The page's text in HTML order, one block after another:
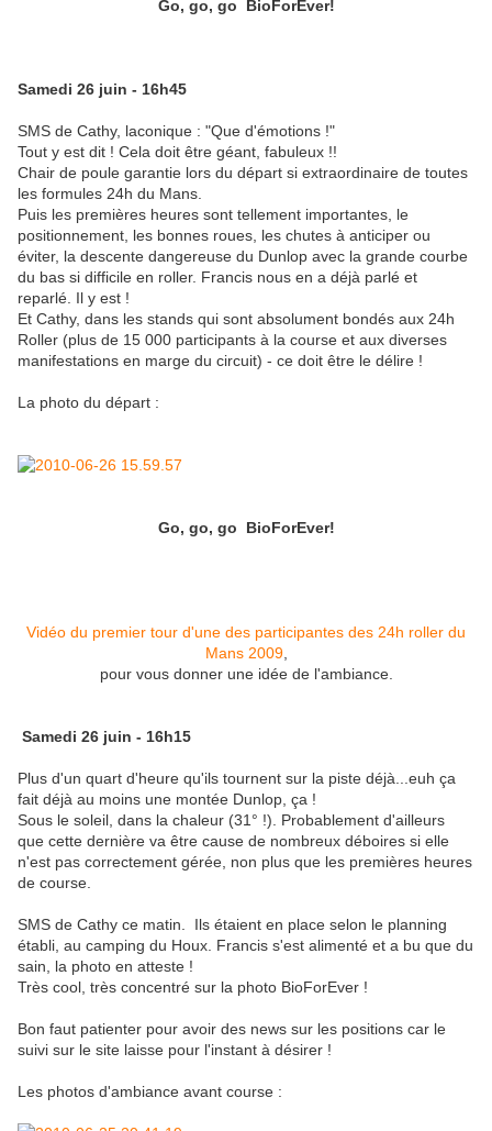
Go, go, go BioForEver!
Samedi 26 juin - 16h45
SMS de Cathy, laconique : "Que d'émotions !"
Tout y est dit ! Cela doit être géant, fabuleux !!
Chair de poule garantie lors du départ si extraordinaire de toutes
les formules 24h du Mans.
Puis les premières heures sont tellement importantes, le
positionnement, les bonnes roues, les chutes à anticiper ou
éviter, la descente dangereuse du Dunlop avec la grande courbe
du bas si difficile en roller. Francis nous en a déjà parlé et
reparlé. Il y est !
Et Cathy, dans les stands qui sont absolument bondés aux 24h
Roller (plus de 15 000 participants à la course et aux diverses
manifestations en marge du circuit) - ce doit être le délire !
La photo du départ :
Go, go, go BioForEver!
Vidéo du premier tour d'une des participantes des 24h roller du
Mans 2009,
pour vous donner une idée de l'ambiance.
Samedi 26 juin - 16h15
Plus d'un quart d'heure qu'ils tournent sur la piste déjà...euh ça
fait déjà au moins une montée Dunlop, ça !
Sous le soleil, dans la chaleur (31° !). Probablement d'ailleurs
que cette dernière va être cause de nombreux déboires si elle
n'est pas correctement gérée, non plus que les premières heures
de course.
SMS de Cathy ce matin. Ils étaient en place selon le planning
établi, au camping du Houx. Francis s'est alimenté et a bu que du
sain, la photo en atteste !
Très cool, très concentré sur la photo BioForEver !
Bon faut patienter pour avoir des news sur les positions car le
suivi sur le site laisse pour l'instant à désirer !
Les photos d'ambiance avant course :